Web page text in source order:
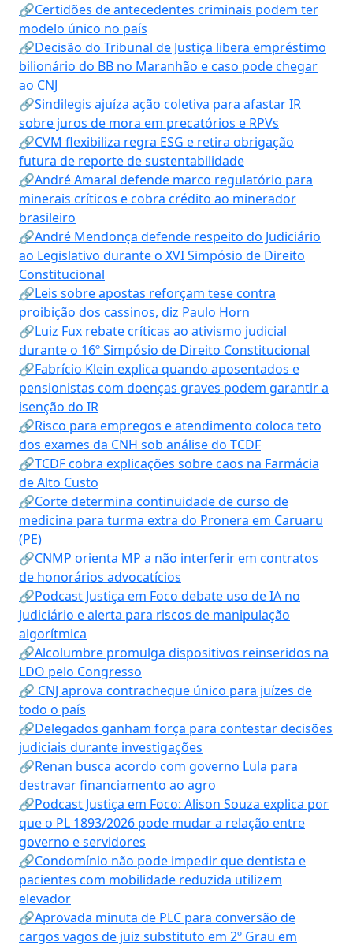
🔗Certidões de antecedentes criminais podem ter
modelo único no país
🔗Decisão do Tribunal de Justiça libera empréstimo
bilionário do BB no Maranhão e caso pode chegar
ao CNJ
🔗Sindilegis ajuíza ação coletiva para afastar IR
sobre juros de mora em precatórios e RPVs
🔗CVM flexibiliza regra ESG e retira obrigação
futura de reporte de sustentabilidade
🔗André Amaral defende marco regulatório para
minerais críticos e cobra crédito ao minerador
brasileiro
🔗André Mendonça defende respeito do Judiciário
ao Legislativo durante o XVI Simpósio de Direito
Constitucional
🔗Leis sobre apostas reforçam tese contra
proibição dos cassinos, diz Paulo Horn
🔗Luiz Fux rebate críticas ao ativismo judicial
durante o 16º Simpósio de Direito Constitucional
🔗Fabrício Klein explica quando aposentados e
pensionistas com doenças graves podem garantir a
isenção do IR
🔗Risco para empregos e atendimento coloca teto
dos exames da CNH sob análise do TCDF
🔗TCDF cobra explicações sobre caos na Farmácia
de Alto Custo
🔗Corte determina continuidade de curso de
medicina para turma extra do Pronera em Caruaru
(PE)
🔗CNMP orienta MP a não interferir em contratos
de honorários advocatícios
🔗Podcast Justiça em Foco debate uso de IA no
Judiciário e alerta para riscos de manipulação
algorítmica
🔗Alcolumbre promulga dispositivos reinseridos na
LDO pelo Congresso
🔗 CNJ aprova contracheque único para juízes de
todo o país
🔗Delegados ganham força para contestar decisões
judiciais durante investigações
🔗Renan busca acordo com governo Lula para
destravar financiamento ao agro
🔗Podcast Justiça em Foco: Alison Souza explica por
que o PL 1893/2026 pode mudar a relação entre
governo e servidores
🔗Condomínio não pode impedir que dentista e
pacientes com mobilidade reduzida utilizem
elevador
🔗Aprovada minuta de PLC para conversão de
cargos vagos de juiz substituto em 2º Grau em